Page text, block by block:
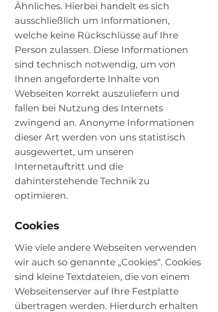
Ähnliches. Hierbei handelt es sich
ausschließlich um Informationen,
welche keine Rückschlüsse auf Ihre
Person zulassen. Diese Informationen
sind technisch notwendig, um von
Ihnen angeforderte Inhalte von
Webseiten korrekt auszuliefern und
fallen bei Nutzung des Internets
zwingend an. Anonyme Informationen
dieser Art werden von uns statistisch
ausgewertet, um unseren
Internetauftritt und die
dahinterstehende Technik zu
optimieren.
Cookies
Wie viele andere Webseiten verwenden
wir auch so genannte „Cookies“. Cookies
sind kleine Textdateien, die von einem
Webseitenserver auf Ihre Festplatte
übertragen werden. Hierdurch erhalten